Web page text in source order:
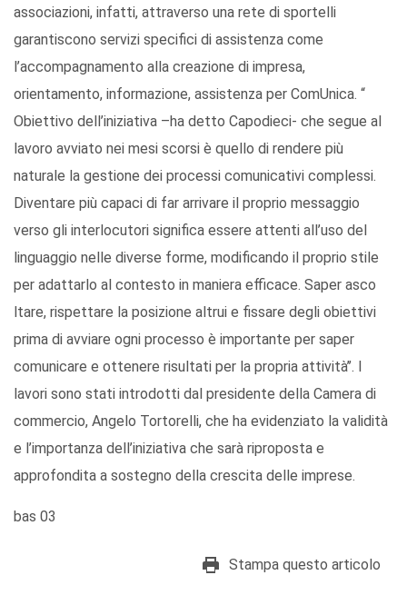
associazioni, infatti, attraverso una rete di sportelli
garantiscono servizi specifici di assistenza come
l’accompagnamento alla creazione di impresa,
orientamento, informazione, assistenza per ComUnica. “
Obiettivo dell’iniziativa –ha detto Capodieci- che segue al
lavoro avviato nei mesi scorsi è quello di rendere più
naturale la gestione dei processi comunicativi complessi.
Diventare più capaci di far arrivare il proprio messaggio
verso gli interlocutori significa essere attenti all’uso del
linguaggio nelle diverse forme, modificando il proprio stile
per adattarlo al contesto in maniera efficace. Saper asco
ltare, rispettare la posizione altrui e fissare degli obiettivi
prima di avviare ogni processo è importante per saper
comunicare e ottenere risultati per la propria attività’’. I
lavori sono stati introdotti dal presidente della Camera di
commercio, Angelo Tortorelli, che ha evidenziato la validità
e l’importanza dell’iniziativa che sarà riproposta e
approfondita a sostegno della crescita delle imprese.
bas 03
Stampa questo articolo